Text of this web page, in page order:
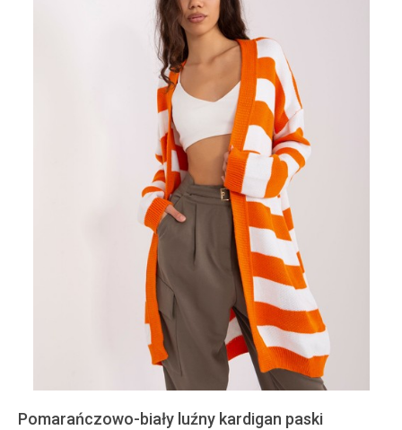
Pomarańczowo-biały luźny kardigan paski